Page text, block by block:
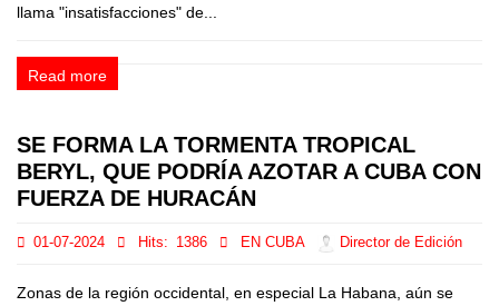
llama "insatisfacciones" de...
Read more
SE FORMA LA TORMENTA TROPICAL
BERYL, QUE PODRÍA AZOTAR A CUBA CON
FUERZA DE HURACÁN
01-07-2024 Hits: 1386 EN CUBA Director de Edición
Zonas de la región occidental, en especial La Habana, aún se